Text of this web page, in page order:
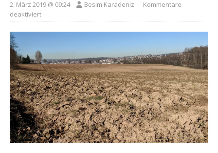
2. März 2019 @ 09:24 Besim Karadeniz
Kommentare
deaktiviert